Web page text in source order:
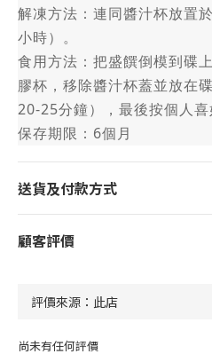
解凍方法：連同醬汁杯放置
小時）。
食用方法：把盛饌倒模到碟
膠杯，移除醬汁杯蓋並放在
20-25分鐘），最後按個人喜
保存期限： 6個月
送貨及付款方式
顧客評價
尚未有任何評價